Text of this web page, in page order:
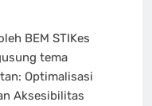
BEM STIKes
tema
Optimalisasi
Aksesibilitas